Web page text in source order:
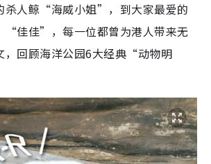
杀人鲸“海威小姐”，到大家最爱的
佳佳”，每一位都曾为港人带来无
，回顾海洋公园6大经典“动物明